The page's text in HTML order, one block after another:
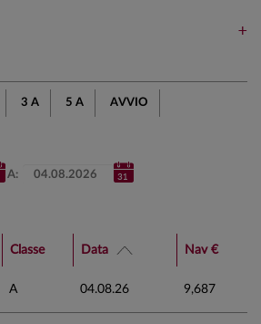
3 A 5 A AVVIO
A:
Classe Data Nav €
A 04.08.26 9,687